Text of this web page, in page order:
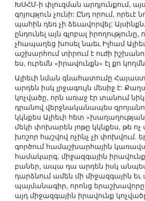
ԽՍՀՄ-ի փլուզման արդյունքում,
գոյություն չունի: Ընդ որում, որեւէ
պահին դեռ չի ձեւավորվել:
ընդունել այն գլոբալ
չհապաղեց խոսել նաեւ Իլհամ
աշխարհում տիրում է ուժի
ես, ուրեմն «իրավունքն» էլ քո
Ալիեւի նման գնահատումը
արդեն իսկ լրջագույն մեսիջ է:
կոչվածը, որն առաջ էր տանում
դրանով վերջնականապես
կկնքես Ալիեւի հետ
մեկի փոխարեն յոթը կկնքես, թե ոչ
խոշոր հաշվով ոչինչ չի փոխվում.
գործում համաշխարհային
համակարգ, միջազգային
բաներ, ապա դա արդեն իսկ
դարձնում ամեն մի միջազգային
պայմանագիր, որոնց
այդ միջազգային իրավունք